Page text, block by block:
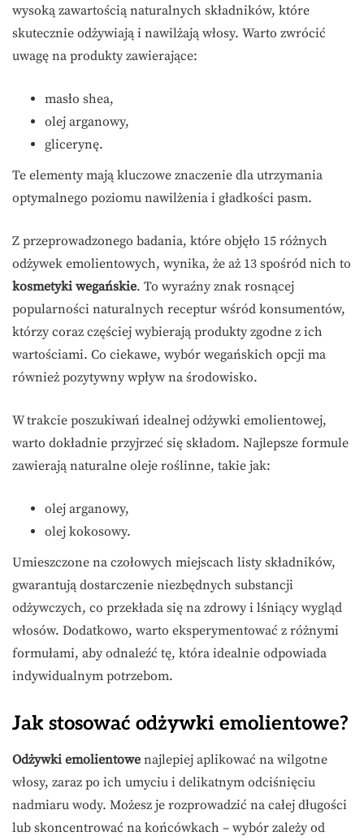
wysoką zawartością naturalnych składników, które
skutecznie odżywiają i nawilżają włosy. Warto zwrócić
uwagę na produkty zawierające:
masło shea,
olej arganowy,
glicerynę.
Te elementy mają kluczowe znaczenie dla utrzymania
optymalnego poziomu nawilżenia i gładkości pasm.
Z przeprowadzonego badania, które objęło 15 różnych
odżywek emolientowych, wynika, że aż 13 spośród nich to
kosmetyki wegańskie. To wyraźny znak rosnącej
popularności naturalnych receptur wśród konsumentów,
którzy coraz częściej wybierają produkty zgodne z ich
wartościami. Co ciekawe, wybór wegańskich opcji ma
również pozytywny wpływ na środowisko.
W trakcie poszukiwań idealnej odżywki emolientowej,
warto dokładnie przyjrzeć się składom. Najlepsze formule
zawierają naturalne oleje roślinne, takie jak:
olej arganowy,
olej kokosowy.
Umieszczone na czołowych miejscach listy składników,
gwarantują dostarczenie niezbędnych substancji
odżywczych, co przekłada się na zdrowy i lśniący wygląd
włosów. Dodatkowo, warto eksperymentować z różnymi
formułami, aby odnaleźć tę, która idealnie odpowiada
indywidualnym potrzebom.
Jak stosować odżywki emolientowe?
Odżywki emolientowe najlepiej aplikować na wilgotne
włosy, zaraz po ich umyciu i delikatnym odciśnięciu
nadmiaru wody. Możesz je rozprowadzić na całej długości
lub skoncentrować na końcówkach – wybór zależy od